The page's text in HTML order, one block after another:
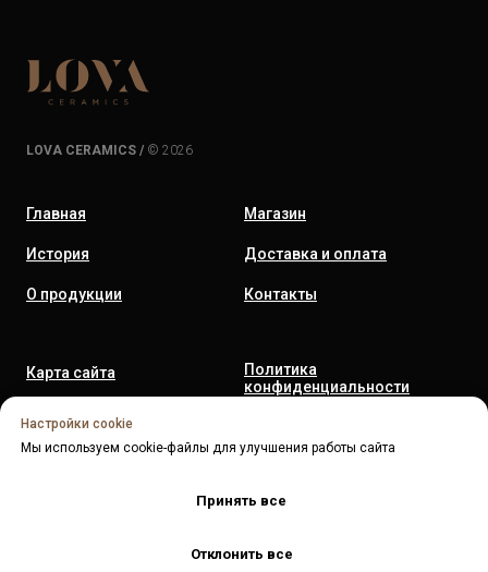
LOVA CERAMICS / © 2026
Главная
История
О продукции
Магазин
Доставка и оплата
Контакты
Карта сайта
Реквизиты
Политика
конфиденциальности
Cookies
Настройки cookie
Мы используем cookie-файлы для улучшения работы сайта
Принять все
Отклонить все